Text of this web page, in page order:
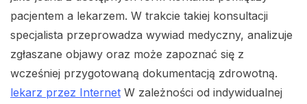
pacjentem a lekarzem. W trakcie takiej konsultacji
specjalista przeprowadza wywiad medyczny, analizuje
zgłaszane objawy oraz może zapoznać się z
wcześniej przygotowaną dokumentacją zdrowotną.
lekarz przez Internet W zależności od indywidualnej